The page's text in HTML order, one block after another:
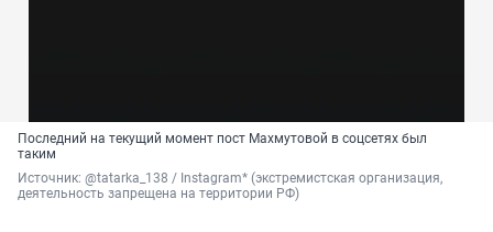
Последний на текущий момент пост Махмутовой в соцсетях был
таким
Источник: @tatarka_138 / Instagram* (экстремистская организация,
деятельность запрещена на территории РФ)